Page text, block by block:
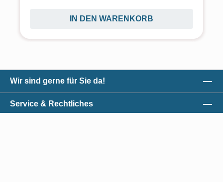
IN DEN WARENKORB
Wir sind gerne für Sie da!
Service & Rechtliches